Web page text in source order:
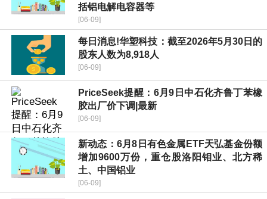
括铝电解电容器等
[06-09]
每日消息!华塑科技：截至2026年5月30日的
股东人数为8,918人
[06-09]
PriceSeek提醒：6月9日中石化齐鲁丁苯橡
胶出厂价下调|最新
[06-09]
新动态：6月8日有色金属ETF天弘基金份额
增加9600万份，重仓股洛阳钼业、北方稀
土、中国铝业
[06-09]